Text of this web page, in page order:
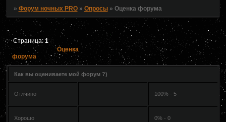
» Форум ночных PRO » Опросы » Оценка форума
Оценка
форума
Страница: 1
Как вы оцениваете мой форум ?)
Отлчино 100% - 5
Хорошо 0% - 0